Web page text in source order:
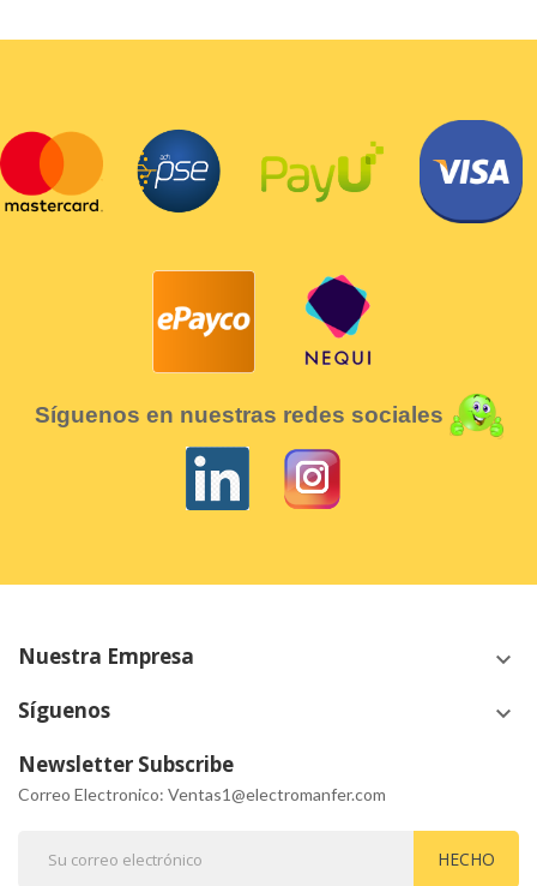
Síguenos en nuestras redes sociales
Nuestra Empresa keyboard_arrow_down
Síguenos keyboard_arrow_down
Newsletter Subscribe
Correo Electronico: Ventas1@electromanfer.com